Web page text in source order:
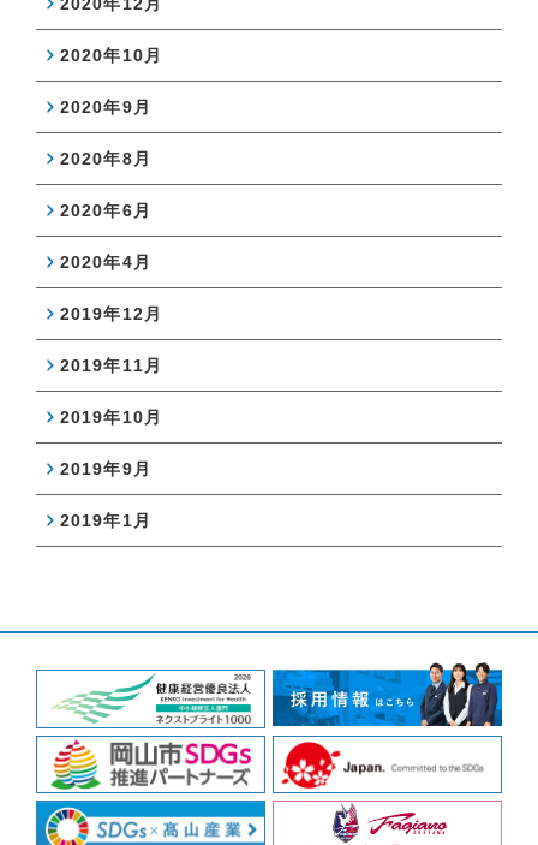
2020年12月
2020年10月
2020年9月
2020年8月
2020年6月
2020年4月
2019年12月
2019年11月
2019年10月
2019年9月
2019年1月